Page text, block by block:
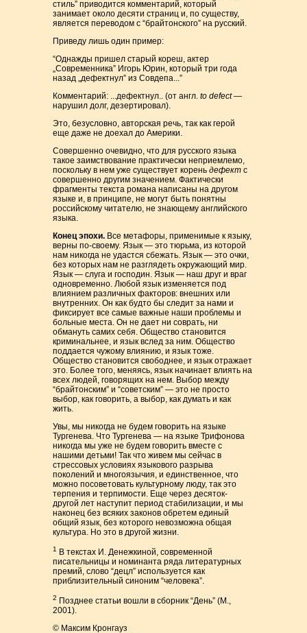
стиль” приводится комментарий, который
занимает около десяти страниц и, по существу,
является переводом с “брайтонского” на русский.
Приведу лишь один пример:
“Однажды пришел старый кореш, актер
„Современника” Игорь Юрин, который три года
назад „дефектнул” из Совдепа...”
Комментарий: ...дефектнул.. (от англ.to defect—
нарушил долг, дезертировал).
Это, безусловно, авторская речь, так как герой
еще даже не доехал до Америки.
Совершенно очевидно, что для русского языка
такое заимствование практически неприемлемо,
поскольку в нем уже существует кореньдефект с
совершенно другим значением. Фактически
фрагменты текста романа написаны на другом
языке и, в принципе, не могут быть понятны
российскому читателю, не знающему английского
языка.
Конец эпохи. Все метафоры, применимые к языку,
верны по-своему. Язык — это тюрьма, из которой
нам никогда не удастся сбежать. Язык — это очки,
без которых нам не разглядеть окружающий мир.
Язык — слуга и господин. Язык — наш друг и враг
одновременно. Любой язык изменяется под
влиянием различных факторов: внешних или
внутренних. Он как будто бы следит за нами и
фиксирует все самые важные наши проблемы и
больные места. Он не дает ни соврать, ни
обмануть самих себя. Общество становится
криминальнее, и язык вслед за ним. Общество
поддается чужому влиянию, и язык тоже.
Общество становится свободнее, и язык отражает
это. Более того, меняясь, язык начинает влиять на
всех людей, говорящих на нем. Выбор между
“брайтонским” и “советским” — это не просто
выбор, как говорить, а выбор, как думать и как
жить.
Увы, мы никогда не будем говорить на языке
Тургенева. Что Тургенева — на языке Трифонова
никогда мы уже не будем говорить вместе с
нашими детьми! Так что живем мы сейчас в
стрессовых условиях языкового разрыва
поколений и многоязычия, и единственное, что
можно посоветовать культурному люду, так это
терпения и терпимости. Еще через десяток-
другой лет наступит период стабилизации, и мы
наконец без всяких законов обретем единый
общий язык, без которого невозможна общая
культура. Но это в другой жизни.
1
В текстах И. Денежкиной, современной
писательницы и номинанта ряда литературных
премий, слово “децл” используется как
приблизительный синоним “человека”.
2 Позднее статьи вошли в сборник “День” (М.,
2001).
© Максим Кронгауз